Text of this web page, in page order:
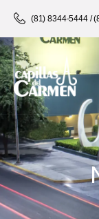
(81) 8344-5444 /